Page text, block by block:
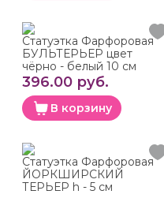
Статуэтка Фарфоровая
БУЛЬТЕРЬЕР цвет
чёрно - белый 10 см
396.00 руб.
В корзину
Статуэтка Фарфоровая
ЙОРКШИРСКИЙ
ТЕРЬЕР h - 5 см